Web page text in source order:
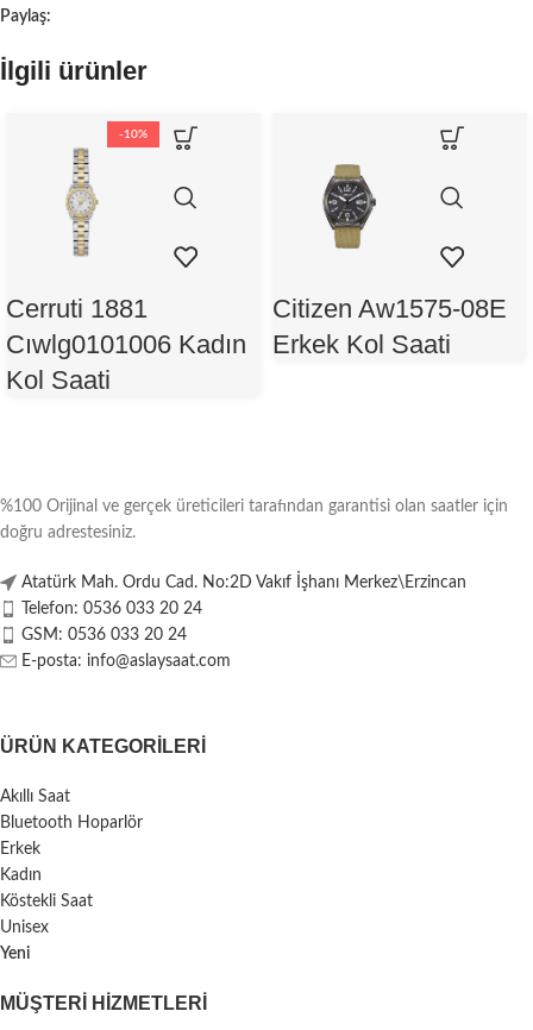
Paylaş:
İlgili ürünler
-10%
Cerruti 1881
Cıwlg0101006 Kadın
Kol Saati
Citizen Aw1575-08E
Erkek Kol Saati
%100 Orijinal ve gerçek üreticileri tarafından garantisi olan saatler için
doğru adrestesiniz.
Atatürk Mah. Ordu Cad. No:2D Vakıf İşhanı Merkez\Erzincan
Telefon: 0536 033 20 24
GSM: 0536 033 20 24
E-posta: info@aslaysaat.com
ÜRÜN KATEGORILERI
Akıllı Saat
Bluetooth Hoparlör
Erkek
Kadın
Köstekli Saat
Unisex
Yeni
MÜŞTERI HIZMETLERI